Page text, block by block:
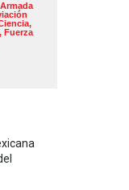
Armada
, Fuerza